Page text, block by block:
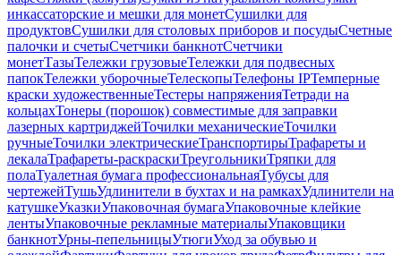
инкассаторские и мешки для монетСушилки для
продуктовСушилки для столовых приборов и посудыСчетные
палочки и счетыСчетчики банкнотСчетчики
монетТазыТележки грузовыеТележки для подвесных
папокТележки уборочныеТелескопыТелефоны IPТемперные
краски художественныеТестеры напряженияТетради на
кольцахТонеры (порошок) совместимые для заправки
лазерных картриджейТочилки механическиеТочилки
ручныеТочилки электрическиеТранспортирыТрафареты и
лекалаТрафареты-раскраскиТреугольникиТряпки для
полаТуалетная бумага профессиональнаяТубусы для
чертежейТушьУдлинители в бухтах и на рамкахУдлинители на
катушкеУказкиУпаковочная бумагаУпаковочные клейкие
лентыУпаковочные рекламные материалыУпаковщики
банкнотУрны-пепельницыУтюгиУход за обувью и